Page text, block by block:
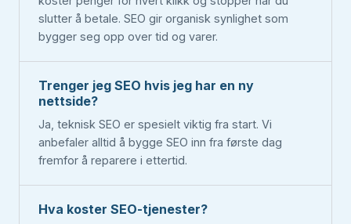
slutter å betale. SEO gir organisk synlighet som
bygger seg opp over tid og varer.
Trenger jeg SEO hvis jeg har en ny
nettside?
Ja, teknisk SEO er spesielt viktig fra start. Vi
anbefaler alltid å bygge SEO inn fra første dag
fremfor å reparere i ettertid.
Hva koster SEO-tjenester?